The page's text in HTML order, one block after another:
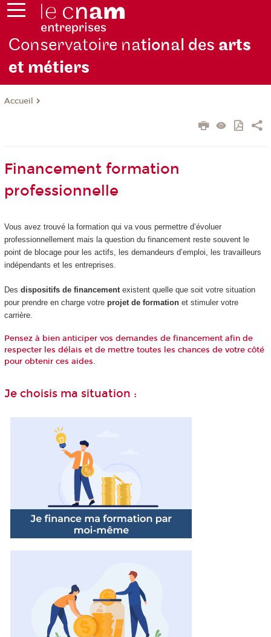
Conservatoire national des arts
et métiers
Accueil
Financement formation
professionnelle
Vous avez trouvé la formation qui va vous permettre d’évoluer
professionnellement mais la question du financement reste souvent le
point de blocage pour les actifs, les demandeurs d’emploi, les travailleurs
indépendants et les entreprises.
Des dispositifs de financementexistent quelle que soit votre situation
pour prendre en charge votre projet de formationet stimuler votre
carrière.
Pensez à bien anticiper vos demandes de financement afin de
respecter les délais et de mettre toutes les chances de votre côté
pour obtenir ces aides.
Je choisis ma situation :